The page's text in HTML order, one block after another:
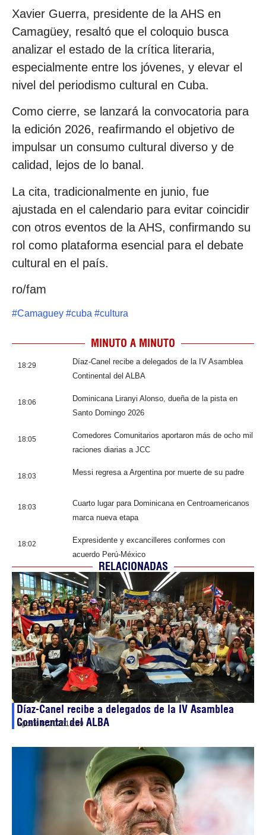
Xavier Guerra, presidente de la AHS en
Camagüey, resaltó que el coloquio busca
analizar el estado de la crítica literaria,
especialmente entre los jóvenes, y elevar el
nivel del periodismo cultural en Cuba.
Como cierre, se lanzará la convocatoria para
la edición 2026, reafirmando el objetivo de
impulsar un consumo cultural diverso y de
calidad, lejos de lo banal.
La cita, tradicionalmente en junio, fue
ajustada en el calendario para evitar coincidir
con otros eventos de la AHS, confirmando su
rol como plataforma esencial para el debate
cultural en el país.
ro/fam
#Camaguey #cuba #cultura
MINUTO A MINUTO
18:29
Díaz-Canel recibe a delegados de la IV Asamblea
Continental del ALBA
18:06
Dominicana Liranyi Alonso, dueña de la pista en
Santo Domingo 2026
18:05
Comedores Comunitarios aportaron más de ocho mil
raciones diarias a JCC
18:03 Messi regresa a Argentina por muerte de su padre
18:03
Cuarto lugar para Dominicana en Centroamericanos
marca nueva etapa
18:02
Expresidente y excancilleres conformes con
acuerdo Perú-México
RELACIONADAS
Díaz-Canel recibe a delegados de la IV Asamblea
Continental del ALBA
agosto 8, 202618:29